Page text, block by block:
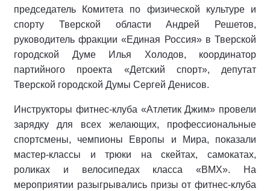
председатель Комитета по физической культуре и
спорту Тверской области Андрей Решетов,
руководитель фракции «Единая Россия» в Тверской
городской Думе Илья Холодов, координатор
партийного проекта «Детский спорт», депутат
Тверской городской Думы Сергей Денисов.
Инструкторы фитнес-клуба «Атлетик Джим» провели
зарядку для всех желающих, профессиональные
спортсмены, чемпионы Европы и Мира, показали
мастер-классы и трюки на скейтах, самокатах,
роликах и велосипедах класса «BMX». На
мероприятии разыгрывались призы от фитнес-клуба